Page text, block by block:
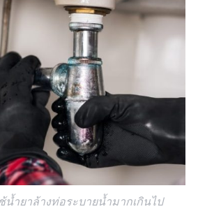
น้ำยาล้างท่อระบายน้ำมากเกินไป